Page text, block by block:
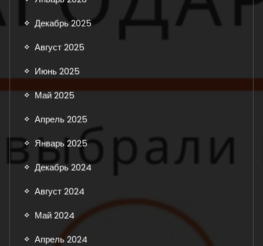
Декабрь 2025
Август 2025
Июнь 2025
Май 2025
Апрель 2025
Январь 2025
Декабрь 2024
Август 2024
Май 2024
Апрель 2024